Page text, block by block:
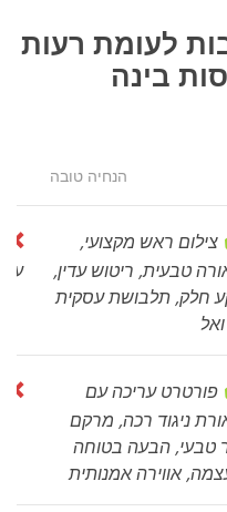
לעומת רעות
בינה
הנחיה טובה
צילום ראש מקצועי,
טבעית, ריטוש עדין,
חלק, תלבושת עסקית
❌
פורטרט עריכה עם
ניגוד רכה, מרקם
טבעי, הבעה בטוחה
אווירה אמנותית
❌